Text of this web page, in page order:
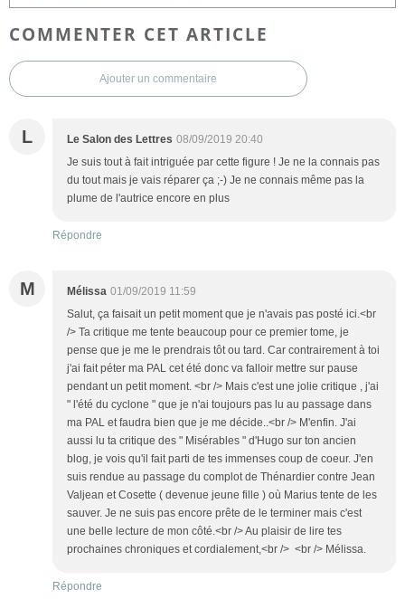
COMMENTER CET ARTICLE
Ajouter un commentaire
L Le Salon des Lettres 08/09/2019 20:40
Je suis tout à fait intriguée par cette figure ! Je ne la connais pas
du tout mais je vais réparer ça ;-) Je ne connais même pas la
plume de l'autrice encore en plus
Répondre
M Mélissa 01/09/2019 11:59
Salut, ça faisait un petit moment que je n'avais pas posté ici.<br
/> Ta critique me tente beaucoup pour ce premier tome, je
pense que je me le prendrais tôt ou tard. Car contrairement à toi
j'ai fait péter ma PAL cet été donc va falloir mettre sur pause
pendant un petit moment. <br /> Mais c'est une jolie critique , j'ai
" l'été du cyclone " que je n'ai toujours pas lu au passage dans
ma PAL et faudra bien que je me décide..<br /> M'enfin. J'ai
aussi lu ta critique des " Misérables " d'Hugo sur ton ancien
blog, je vois qu'il fait parti de tes immenses coup de coeur. J'en
suis rendue au passage du complot de Thénardier contre Jean
Valjean et Cosette ( devenue jeune fille ) où Marius tente de les
sauver. Je ne suis pas encore prête de le terminer mais c'est
une belle lecture de mon côté.<br /> Au plaisir de lire tes
prochaines chroniques et cordialement,<br /> <br /> Mélissa.
Répondre